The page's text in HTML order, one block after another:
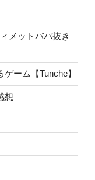
メットババ抜き
ーム【Tunche】
想